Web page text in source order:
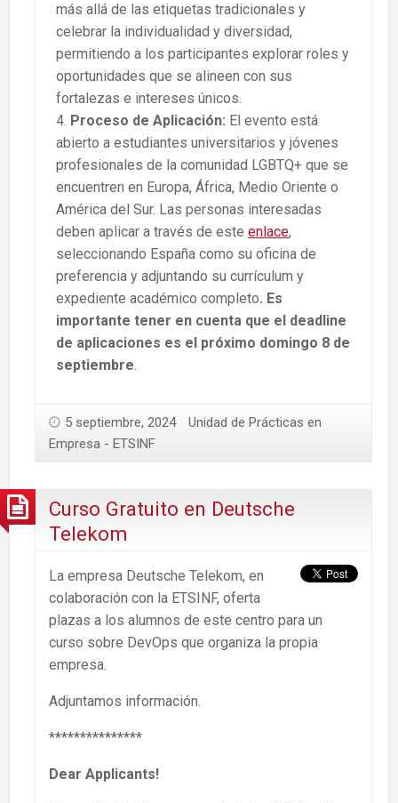
más allá de las etiquetas tradicionales y
celebrar la individualidad y diversidad,
permitiendo a los participantes explorar roles y
oportunidades que se alineen con sus
fortalezas e intereses únicos.
Proceso de Aplicación: El evento está
abierto a estudiantes universitarios y jóvenes
profesionales de la comunidad LGBTQ+ que se
encuentren en Europa, África, Medio Oriente o
América del Sur. Las personas interesadas
deben aplicar a través de este enlace,
seleccionando España como su oficina de
preferencia y adjuntando su currículum y
expediente académico completo. Es
importante tener en cuenta que el deadline
de aplicaciones es el próximo domingo 8 de
septiembre.
5 septiembre, 2024
Unidad de Prácticas en
Empresa - ETSINF
Curso Gratuito en Deutsche
Telekom
La empresa Deutsche Telekom, en
colaboración con la ETSINF, oferta
plazas a los alumnos de este centro para un
curso sobre DevOps que organiza la propia
empresa.
Adjuntamos información.
***************
Dear Applicants!